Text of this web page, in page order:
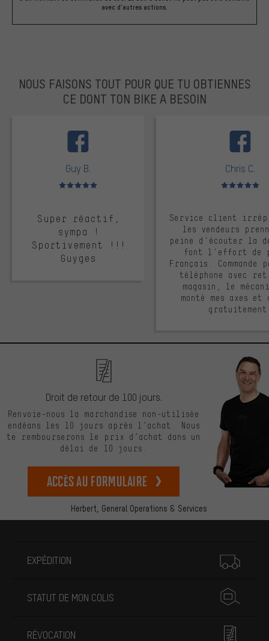
avec d'autres actions.
NOUS FAISONS TOUT POUR QUE TU OBTIENNES
CE DONT TON BIKE A BESOIN
Guy B.
Note moyenne : 5 sur 5
Super réactif,
sympa !
Sportivement !!!
Guyges
Chris C.
Note moyenne :
Service client
les vendeurs
peine d'écouter la
font l'effort de
Français. Commande
téléphone avec
magasin, le
monté mes axes et
Herbert, General Operations & Services
Droit de retour de 100 jours.
Renvoie-nous la marchandise non-utilisée
endéans les 10 jours après l’achat. Nous
te rembourserons le prix d’achat dans un
délai de 10 jours.
Accès au formulaire
EXPÉDITION
STATUT DE MON COLIS
RÉVOCATION